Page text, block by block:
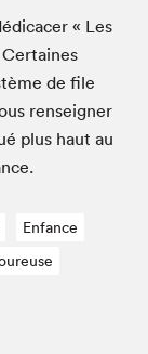
« Les
Cer­taines
de file
ren­seign­er
plus haut au
Enfance